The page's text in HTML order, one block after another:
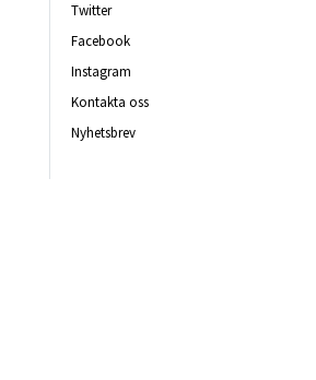
Twitter
Facebook
Instagram
Kontakta oss
Nyhetsbrev